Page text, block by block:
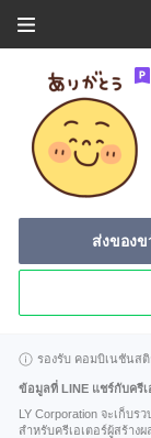
ส่งของ
รองรับ คอมบิเนชันส
ข้อมูลที่ LINE แชร์กับครีเ
LY Corporation จะเก็บ
สำหรับครีเอเตอร์ผู้สร้างผ